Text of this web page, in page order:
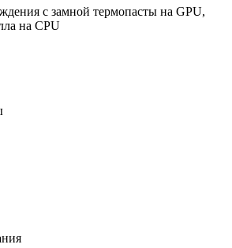
с замной термопасты на GPU,
на CPU